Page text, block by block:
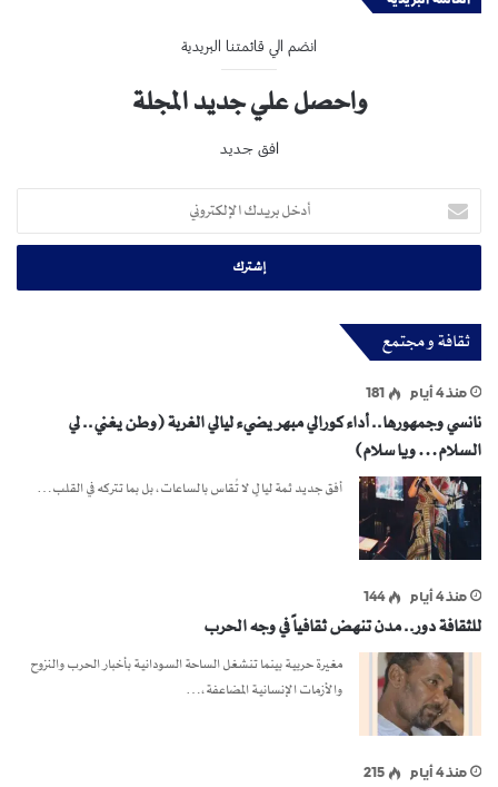
انضم الي قائمتنا البريدية
واحصل علي جديد المجلة
افق جديد
أدخل
بريدك
الإلكتروني
ثقافة و مجتمع
منذ 4 أيام 181
نانسي وجمهورها.. أداء كورالي مبهر يضيء ليالي الغربة (وطن يغني.. لي
السلام… ويا سلام)
أفق جديد ثمة ليالٍ لا تُقاس بالساعات، بل بما تتركه في القلب…
منذ 4 أيام 144
للثقافة دور.. مدن تنهض ثقافياً في وجه الحرب
مغيرة حربية بينما تنشغل الساحة السودانية بأخبار الحرب والنزوح
والأزمات الإنسانية المضاعفة،…
منذ 4 أيام 215